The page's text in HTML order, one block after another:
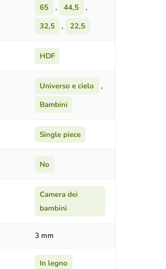
65 , 44,5
,
32,5
, 22,5
HDF
Universo e cielo
,
Bambini
Single piece
No
Camera dei
bambini
3 mm
In legno